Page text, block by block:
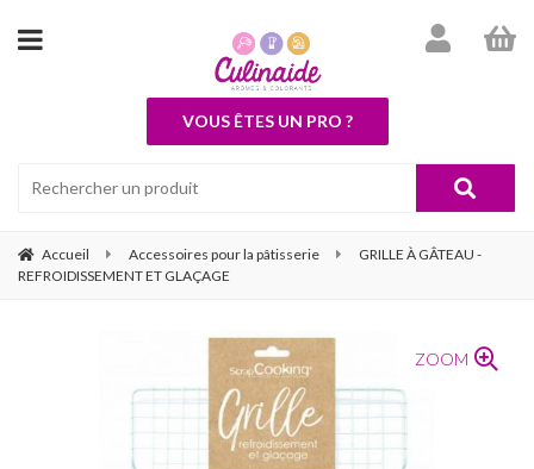
VOUS ÊTES UN PRO ?
Accueil Accessoires pour la pâtisserie
GRILLE À GÂTEAU -
REFROIDISSEMENT ET GLAÇAGE
ZOOM